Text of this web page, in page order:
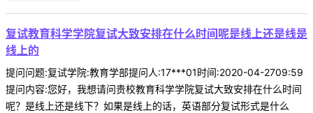
复试教育科学学院复试大致安排在什么时间呢是线上还是线是
线上的
提问问题:复试学院:教育学部提问人:17***01时间:2020-04-2709:59
提问内容:您好，我想请问贵校教育科学学院复试大致安排在什么时间
呢？是线上还是线下？如果是线上的话，英语部分复试形式是什么